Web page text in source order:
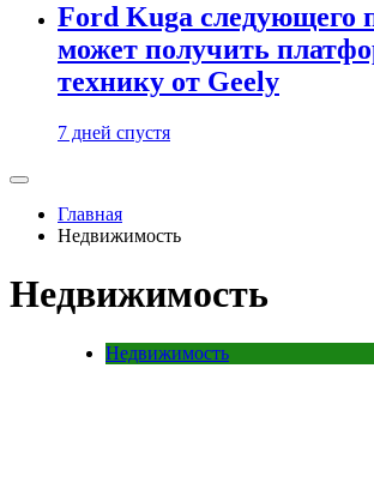
Ford Kuga следующего
может получить
технику от Geely
7 дней спустя
Главная
Недвижимость
Недвижимость
Недвижимость